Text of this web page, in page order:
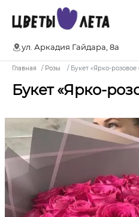
ул. Аркадия Гайдара, 8а
Главная Розы Букет «Ярко-розовое
Букет «Ярко-